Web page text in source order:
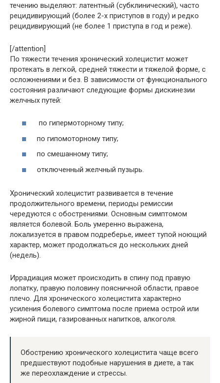
течению выделяют: латентный (субклинический), часто
рецидивирующий (более 2-х приступов в году) и редко
рецидивирующий (не более 1 приступа в год и реже).
[/attention]
По тяжести течения хронический холецистит может
протекать в легкой, средней тяжести и тяжелой форме, с
осложнениями и без. В зависимости от функционального
состояния различают следующие формы дискинезии
желчных путей:
по гипермоторному типу;
по гипомоторному типу;
по смешанному типу;
отключенный желчный пузырь.
Хронический холецистит развивается в течение
продолжительного времени, периоды ремиссии
чередуются с обострениями. Основным симптомом
является болевой. Боль умеренно выражена,
локализуется в правом подреберье, имеет тупой ноющий
характер, может продолжаться до нескольких дней
(недель).
Иррадиация может происходить в спину под правую
лопатку, правую половину поясничной области, правое
плечо. Для хронического холецистита характерно
усиления болевого симптома после приема острой или
жирной пищи, газированных напитков, алкоголя.
Обострению хронического холецистита чаще всего
предшествуют подобные нарушения в диете, а так
же переохлаждение и стрессы.